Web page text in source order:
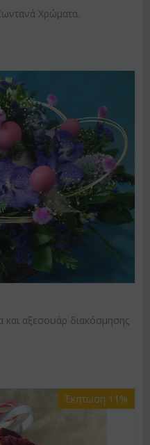
Χρώματα.
και αξεσουάρ διακόσμησης
Έκπτωση 11%